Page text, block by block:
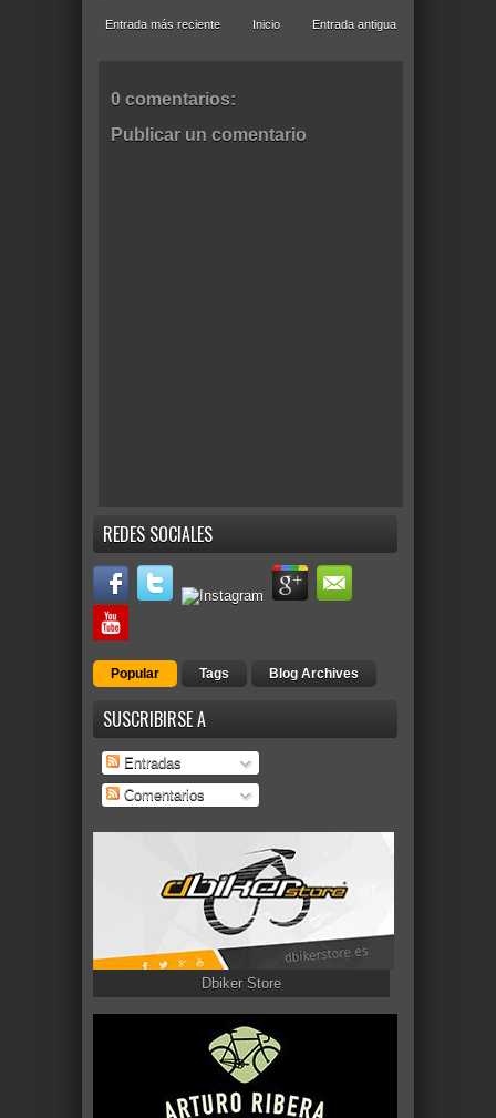
Entrada más reciente Entrada antigua
Inicio
0 comentarios:
Publicar un comentario
REDES SOCIALES
Popular Tags Blog Archives
SUSCRIBIRSE A
Entradas
Comentarios
Dbiker Store